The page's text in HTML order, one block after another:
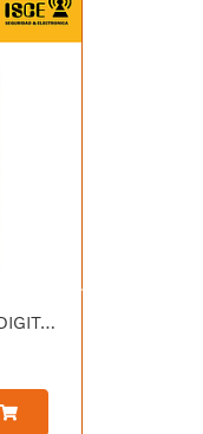
[WD10PURX] WESTERN DIGITAL DISCO DURO PURPURA PARA DVR/NVR 1TB